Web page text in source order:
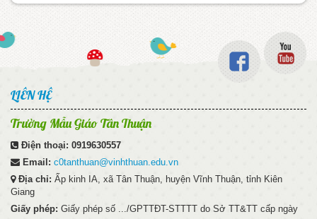
LIÊN HỆ
Trường Mẫu Giáo Tân Thuận
Điện thoại: 0919630557
Email: c0tanthuan@vinhthuan.edu.vn
Địa chỉ: Ấp kinh IA, xã Tân Thuận, huyện Vĩnh Thuận, tỉnh Kiên
Giang
Giấy phép: Giấy phép số .../GPTTĐT-STTTT do Sở TT&TT cấp ngày